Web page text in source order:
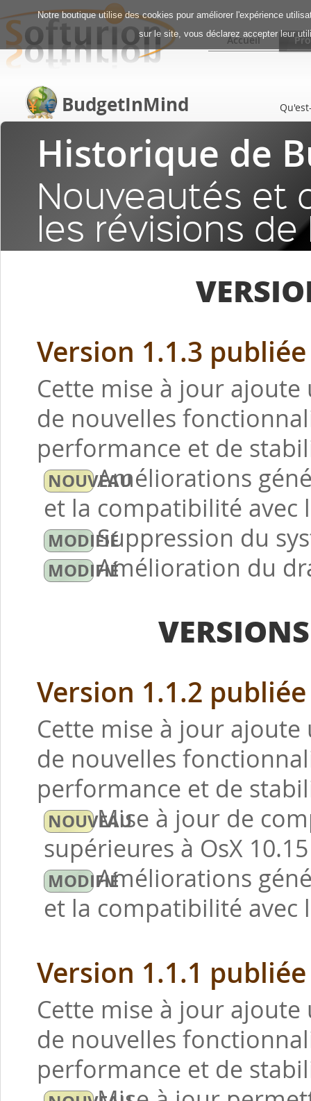
Accueil
BudgetInMind
Historique de
Nouveautés et
les révisions
Version 1.1.3
Cette mise à jour
de nouvelles
performance et de
Améliorations
et la compatibilité avec
Suppression du
Amélioration du
Version 1.1.2
Cette mise à jour
de nouvelles
performance et de
Mise à jour de
supérieures à OsX
Améliorations
et la compatibilité avec
Version 1.1.1
Cette mise à jour
de nouvelles
performance et de
Notre boutique utilise des cookies pour améliorer l'expérience
sur le site, vous déclarez accepter leur